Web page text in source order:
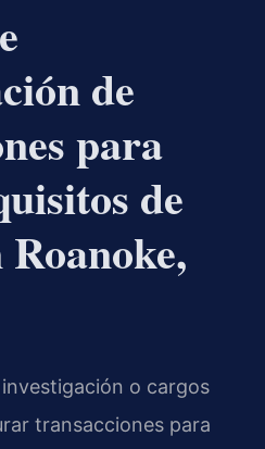
de
para
de
o cargos
transacciones para